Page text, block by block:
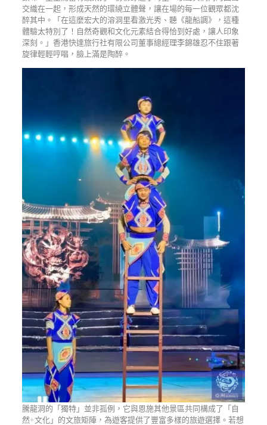
交織在一起，形成天然的環繞立體聲，讓在場的每一位觀眾都沈
醉其中。「在這麼宏大的溶洞里看激光秀、聽《龍船調》，這種
體驗太特別了！自然奇觀和文化元素結合得恰到好處，讓人印象
深刻。」香港快達旅行社有限公司董事總經理李錦雄忍不住跟著
旋律輕輕哼唱，臉上滿是陶醉。
騰龍洞的「獨特」並非孤例，它與恩施其他景區共同構成了「自
然+文化」的文旅矩陣，為遊客提供了豐富多樣的旅遊選擇。若想